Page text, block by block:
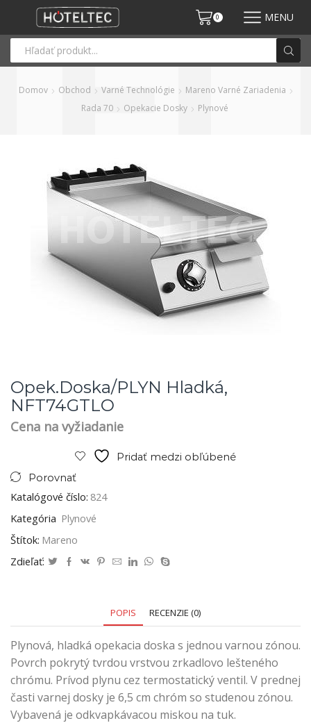
0 MENU
Domov Obchod Varné Technológie
Mareno Varné Zariadenia
Rada 70
Opekacie Dosky Plynové
Opek.doska/PLYN Hladká,
NFT74GTLO
Cena na vyžiadanie
Pridať medzi obľúbené
Porovnať
Katalógové číslo: 824
Kategória Plynové
Štítok: Mareno
Zdieľať:
POPIS RECENZIE (0)
Plynová, hladká opekacia doska s jednou varnou zónou.
Povrch pokrytý tvrdou vrstvou zrkadlovo lešteného
chrómu. Prívod plynu cez termostatický ventil. V prednej
časti varnej dosky je 6,5 cm chróm so studenou zónou.
Vybavená je odkvapkávacou miskou na tuk.